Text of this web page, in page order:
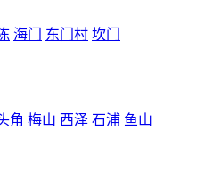
海门 东门村 坎门
角 梅山 西泽 石浦 鱼山